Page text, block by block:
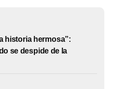
historia hermosa”:
se despide de la